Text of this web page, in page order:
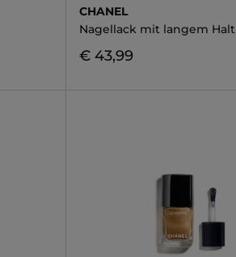
CHANEL
Nagellack mit langem Halt
€ 43,99